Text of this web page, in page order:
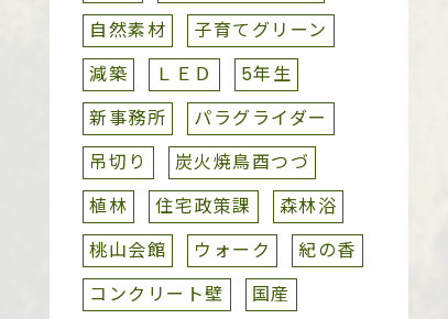
自然素材
子育てグリーン
減築
ＬＥＤ
5年生
新事務所
パラグライダー
吊切り
炭火焼鳥酉つづ
植林
住宅政策課
森林浴
桃山会館
ウォーク
紀の香
コンクリート壁
国産